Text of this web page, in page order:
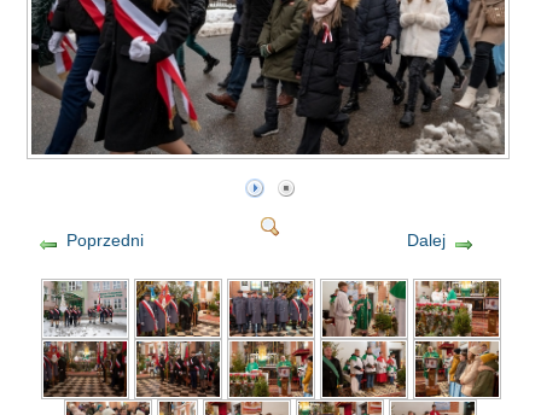
Poprzedni Dalej